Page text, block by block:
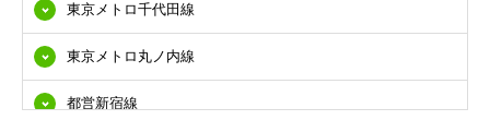
目黒区
大田区
世田谷区
東京メトロ千代田線
東京メトロ丸ノ内線
都営新宿線